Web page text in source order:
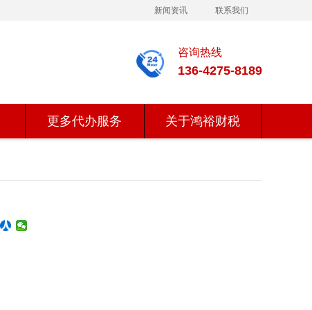
新闻资讯 联系我们
咨询热线
136-4275-8189
更多代办服务 关于鸿裕财税